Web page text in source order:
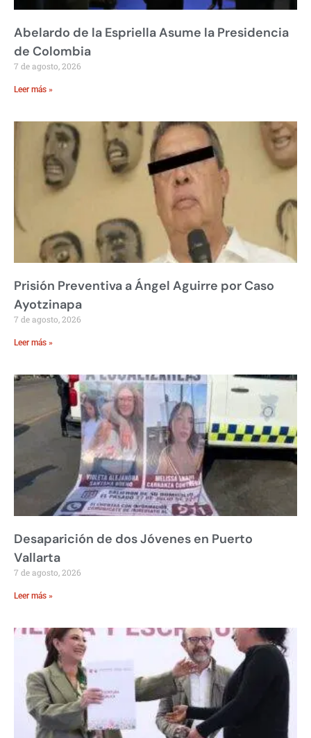
Abelardo de la Espriella Asume la Presidencia
de Colombia
7 de agosto, 2026
Leer más »
Prisión Preventiva a Ángel Aguirre por Caso
Ayotzinapa
7 de agosto, 2026
Leer más »
Desaparición de dos Jóvenes en Puerto
Vallarta
7 de agosto, 2026
Leer más »